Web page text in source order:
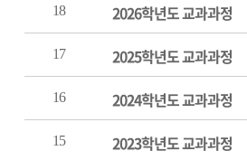
18 2026학년도 교과과정
17 2025학년도 교과과정
16 2024학년도 교과과정
15 2023학년도 교과과정